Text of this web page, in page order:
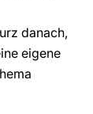
danach,
eigene